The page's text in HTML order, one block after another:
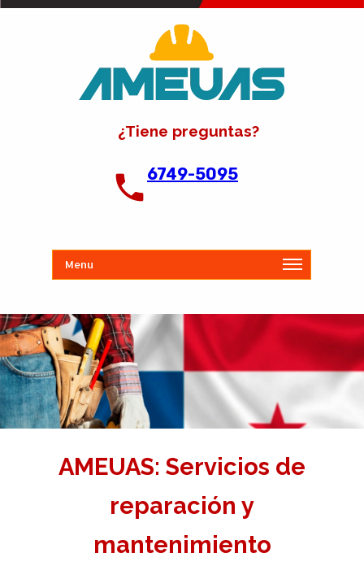
AMEUAS: Servicios de
reparación y
mantenimiento
¿Tiene preguntas?
Menu
6749-5095